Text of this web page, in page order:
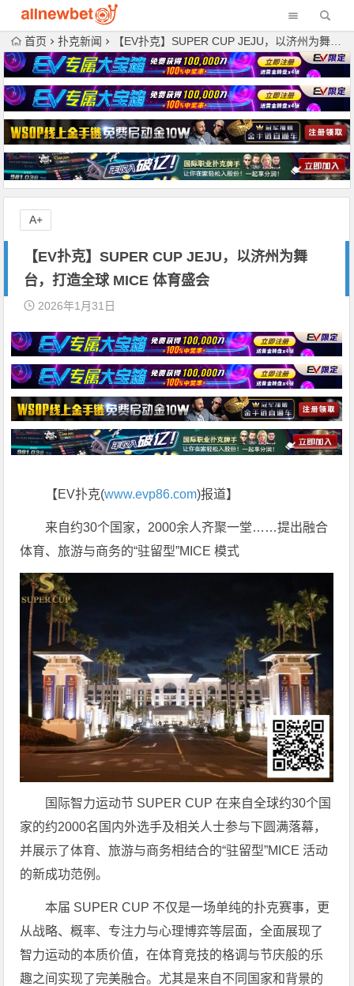
首页 扑克新闻 【EV扑克】SUPER CUP JEJU，以济州为舞台，打造全球 MICE 体育盛会
【EV扑克】SUPER CUP JEJU，以济州为舞
台，打造全球 MICE 体育盛会
2026年1月31日
【EV扑克(www.evp86.com)报道】
来自约30个国家，2000余人齐聚一堂……提出融合
体育、旅游与商务的“驻留型”MICE 模式
国际智力运动节 SUPER CUP 在来自全球约30个国
家的约2000名国内外选手及相关人士参与下圆满落幕，
并展示了体育、旅游与商务相结合的“驻留型”MICE 活动
的新成功范例。
本届 SUPER CUP 不仅是一场单纯的扑克赛事，更
从战略、概率、专注力与心理博弈等层面，全面展现了
智力运动的本质价值，在体育竞技的格调与节庆般的乐
趣之间实现了完美融合。尤其是来自不同国家和背景的
A+